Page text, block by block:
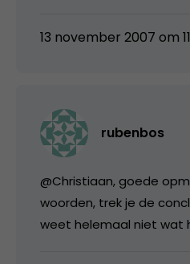
13 november 2007 om
rubenbos
@Christiaan, goede
woorden, trek je de
weet helemaal niet wat